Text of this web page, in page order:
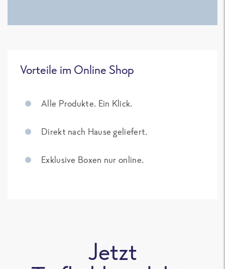
Vorteile im Online Shop
Alle Produkte. Ein Klick.
Direkt nach Hause geliefert.
Exklusive Boxen nur online.
Jetzt